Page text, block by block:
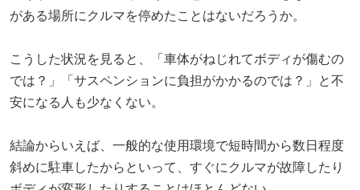
がある場所にクルマを停めたことはないだろうか。
こうした状況を見ると、「車体がねじれてボディが傷むの
では？」「サスペンションに負担がかかるのでは？」と不
安になる人も少なくない。
結論からいえば、一般的な使用環境で短時間から数日程度
斜めに駐車したからといって、すぐにクルマが故障したり